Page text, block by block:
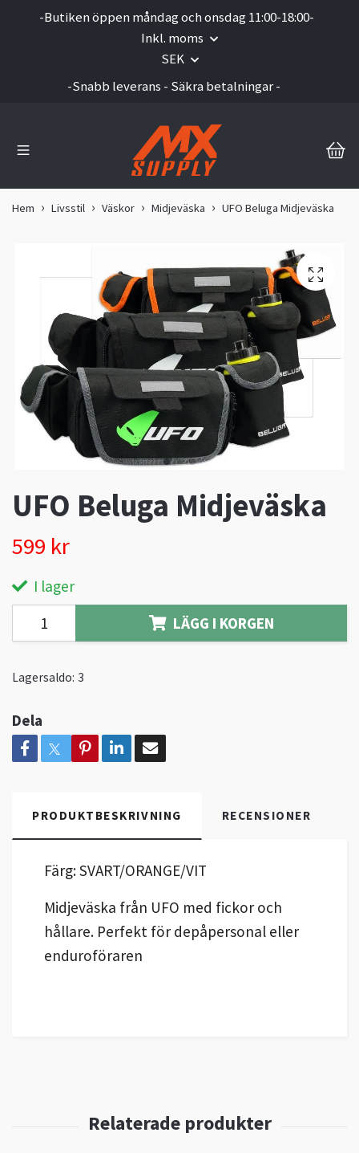
-Butiken öppen måndag och onsdag 11:00-18:00-
Inkl. moms
SEK
-Snabb leverans - Säkra betalningar -
Hem Livsstil Väskor Midjeväska UFO Beluga Midjeväska
UFO Beluga Midjeväska
599 kr
I lager
LÄGG I KORGEN
Lagersaldo: 3
Dela
PRODUKTBESKRIVNING RECENSIONER
Färg: SVART/ORANGE/VIT
Midjeväska från UFO med fickor och
hållare. Perfekt för depåpersonal eller
enduroföraren